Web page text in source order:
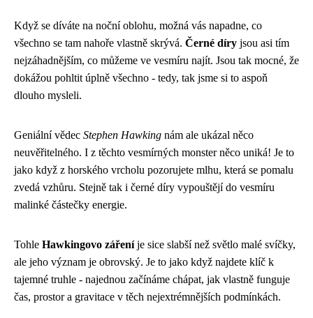
Když se díváte na noční oblohu, možná vás napadne, co
všechno se tam nahoře vlastně skrývá. Černé díry jsou asi tím
nejzáhadnějším, co můžeme ve vesmíru najít. Jsou tak mocné, že
dokážou pohltit úplně všechno - tedy, tak jsme si to aspoň
dlouho mysleli.
Geniální vědec Stephen Hawking nám ale ukázal něco
neuvěřitelného. I z těchto vesmírných monster něco uniká! Je to
jako když z horského vrcholu pozorujete mlhu, která se pomalu
zvedá vzhůru. Stejně tak i černé díry vypouštějí do vesmíru
malinké částečky energie.
Tohle Hawkingovo zářeníje sice slabší než světlo malé svíčky,
ale jeho význam je obrovský. Je to jako když najdete klíč k
tajemné truhle - najednou začínáme chápat, jak vlastně funguje
čas, prostor a gravitace v těch nejextrémnějších podmínkách.